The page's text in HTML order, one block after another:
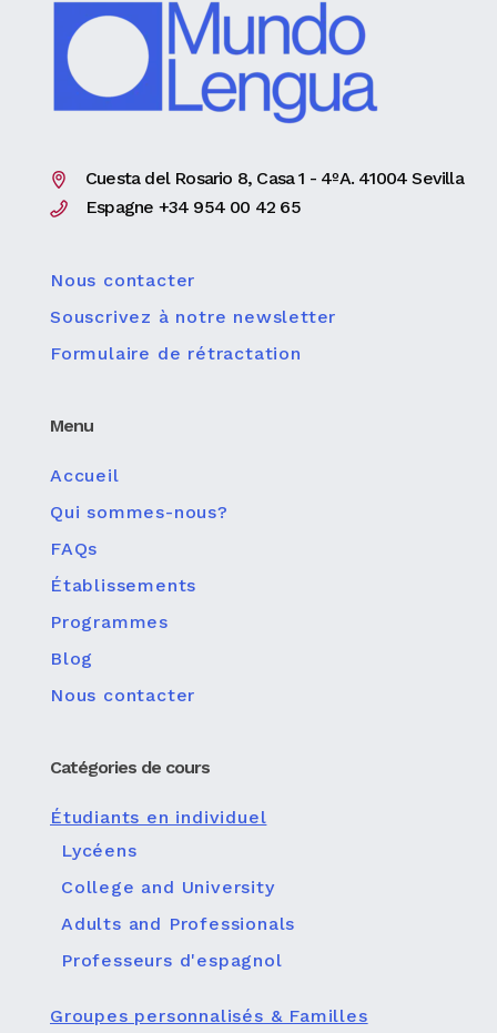
Cuesta del Rosario 8, Casa 1 - 4ºA. 41004 Sevilla
Espagne +34 954 00 42 65
Nous contacter
Souscrivez à notre newsletter
Formulaire de rétractation
Menu
Accueil
Qui sommes-nous?
FAQs
Établissements
Programmes
Blog
Nous contacter
Catégories de cours
Étudiants en individuel
Lycéens
College and University
Adults and Professionals
Professeurs d'espagnol
Groupes personnalisés & Familles